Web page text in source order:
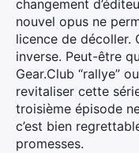
changement
nouvel opus ne
licence de décoller.
inverse. Peut-être
Gear.Club “rallye”
revitaliser cette
troisième épisode
c’est bien
promesses.